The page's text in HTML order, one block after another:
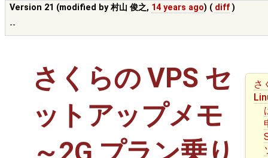
Version 21 (modified by村山 俊之, 14 years ago) ( diff )
--
さ
さくらの VPS セ
ットアップメモ